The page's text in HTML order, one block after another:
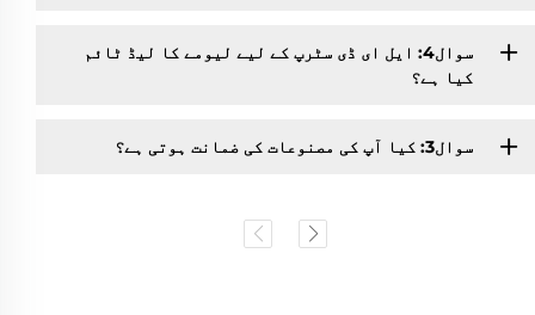
سوال4: ایل ای ڈی سٹرپ کے لیے لیومے کا لیڈ ٹائم
کیا ہے؟
سوال3: کیا آپ کی مصنوعات کی ضمانت ہوتی ہے؟